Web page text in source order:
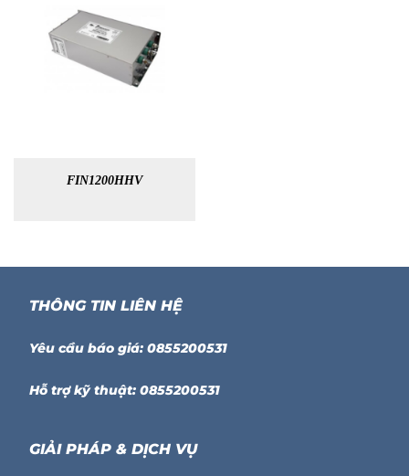
FIN1200HHV
THÔNG TIN LIÊN HỆ
Yêu cầu báo giá: 0855200531
Hỗ trợ kỹ thuật: 0855200531
GIẢI PHÁP & DỊCH VỤ